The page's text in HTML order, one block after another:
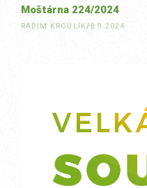
Moštárna 224/2024
RADIM KROULÍK/8.9.2024